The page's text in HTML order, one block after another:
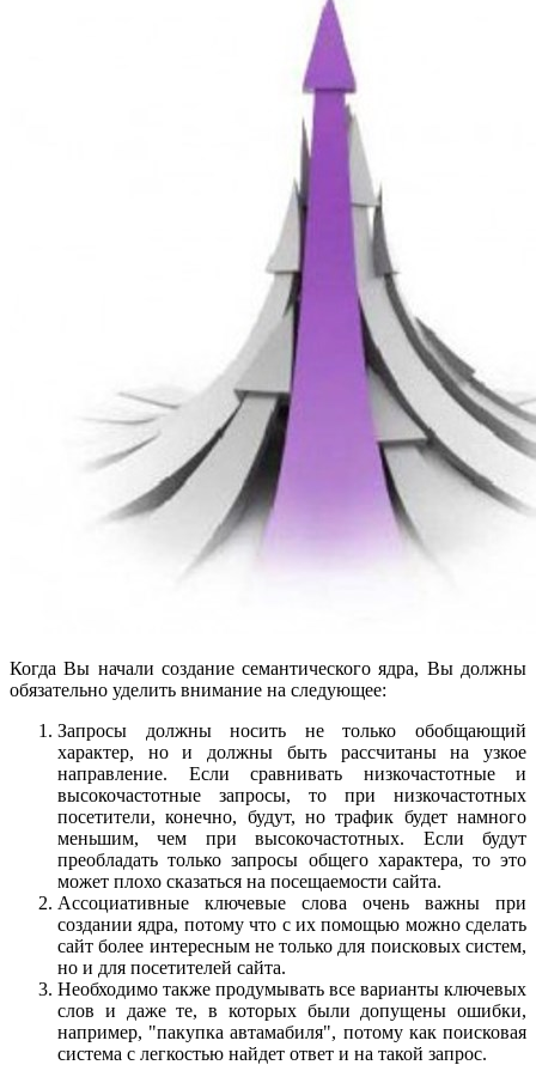
Когда Вы начали создание семантического ядра, Вы должны
обязательно уделить внимание на следующее:
Запросы должны носить не только обобщающий
характер, но и должны быть рассчитаны на узкое
направление. Если сравнивать низкочастотные и
высокочастотные запросы, то при низкочастотных
посетители, конечно, будут, но трафик будет намного
меньшим, чем при высокочастотных. Если будут
преобладать только запросы общего характера, то это
может плохо сказаться на посещаемости сайта.
Ассоциативные ключевые слова очень важны при
создании ядра, потому что с их помощью можно сделать
сайт более интересным не только для поисковых систем,
но и для посетителей сайта.
Необходимо также продумывать все варианты ключевых
слов и даже те, в которых были допущены ошибки,
например, "пакупка автамабиля", потому как поисковая
система с легкостью найдет ответ и на такой запрос.